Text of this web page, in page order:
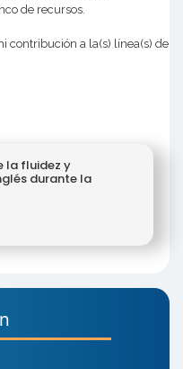
de recursos.
contribución a la(s) línea(s) de
la fluidez y
durante la